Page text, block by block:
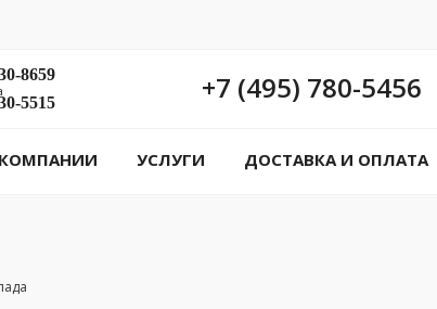
8659
5515
+7 (495) 780-5456
УСЛУГИ ДОСТАВКА И ОПЛАТА